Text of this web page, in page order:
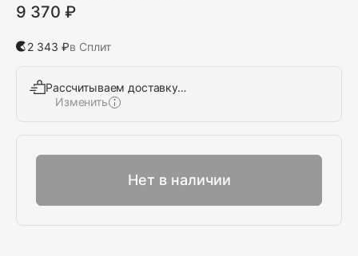
9 370 ₽
2 343 ₽в Сплит
Рассчитываем доставку…
Изменить
Нет в наличии